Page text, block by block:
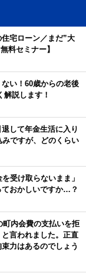
宅ローン／まだ”大
料セミナー】
ない！60歳からの老後
解説します！
して年金生活に入り
みですが、どのくらい
受け取らないまま」
ておかしいですか…？
町内会費の支払いを拒
言われました。正直
力はあるのでしょう